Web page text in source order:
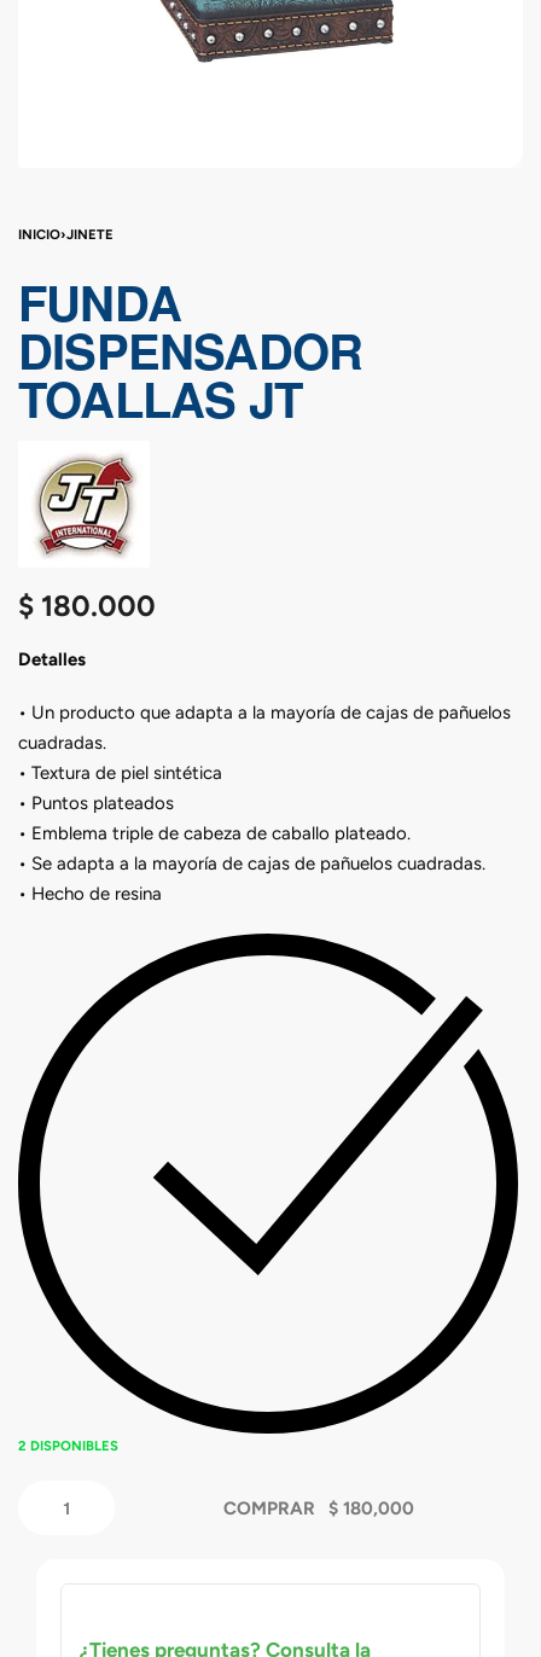
INICIO›JINETE
FUNDA
DISPENSADOR
TOALLAS JT
$ 180.000
Detalles
• Un producto que adapta a la mayoría de cajas de pañuelos
cuadradas.
• Textura de piel sintética
• Puntos plateados
• Emblema triple de cabeza de caballo plateado.
• Se adapta a la mayoría de cajas de pañuelos cuadradas.
• Hecho de resina
2 DISPONIBLES
COMPRAR
¿Tienes preguntas? Consulta la